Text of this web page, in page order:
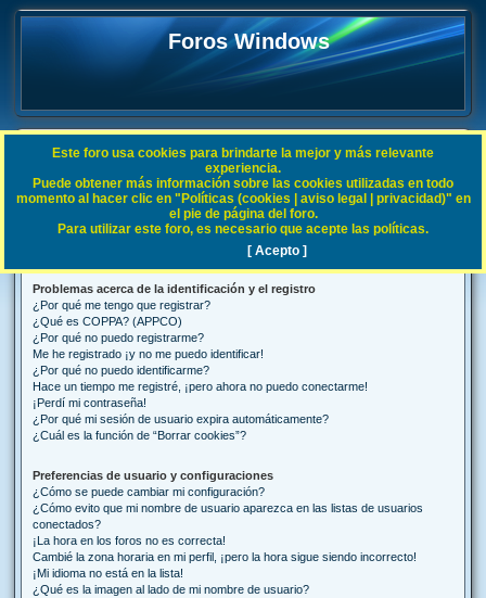
Foros Windows
FAQ
Índice general Preguntas Frecuentes
B
Preguntas Frecuentes
Problemas acerca de la identificación y el registro
¿Por qué me tengo que registrar?
¿Qué es COPPA? (APPCO)
¿Por qué no puedo registrarme?
Me he registrado ¡y no me puedo identificar!
¿Por qué no puedo identificarme?
Hace un tiempo me registré, ¡pero ahora no puedo conectarme!
¡Perdí mi contraseña!
¿Por qué mi sesión de usuario expira automáticamente?
¿Cuál es la función de “Borrar cookies”?
Preferencias de usuario y configuraciones
¿Cómo se puede cambiar mi configuración?
¿Cómo evito que mi nombre de usuario aparezca en las listas de usuarios
conectados?
¡La hora en los foros no es correcta!
Cambié la zona horaria en mi perfil, ¡pero la hora sigue siendo incorrecto!
¡Mi idioma no está en la lista!
¿Qué es la imagen al lado de mi nombre de usuario?
Este foro usa cookies para brindarte la mejor y más relevante
experiencia.
Puede obtener más información sobre las cookies utilizadas en todo
momento al hacer clic en "Políticas (cookies | aviso legal | privacidad)" en
el pie de página del foro.
Para utilizar este foro, es necesario que acepte las políticas.
[ Acepto ]